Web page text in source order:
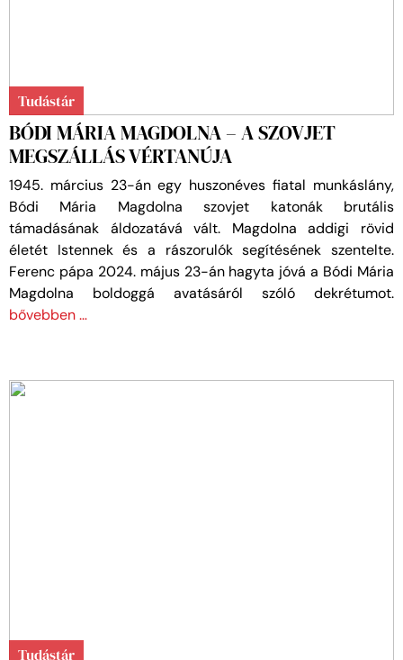
Tudástár
BÓDI MÁRIA MAGDOLNA – A SZOVJET
MEGSZÁLLÁS VÉRTANÚJA
1945. március 23-án egy huszonéves fiatal munkáslány,
Bódi Mária Magdolna szovjet katonák brutális
támadásának áldozatává vált. Magdolna addigi rövid
életét Istennek és a rászorulók segítésének szentelte.
Ferenc pápa 2024. május 23-án hagyta jóvá a Bódi Mária
Magdolna boldoggá avatásáról szóló dekrétumot.
bővebben …
Tudástár